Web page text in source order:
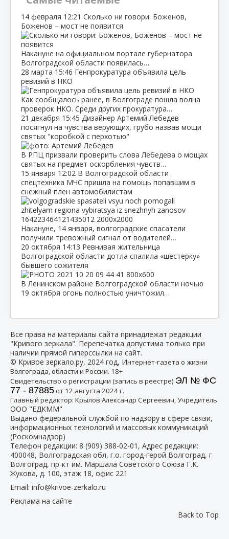
14 февраля 12:21 Сколько ни говори: Боженов,
Боженов – мост не появится
Накануне на официальном портале губернатора
Волгоградской области появилась…
28 марта 15:46 Генпрокуратура объявила цель
ревизий в НКО
Как сообщалось ранее, в Волгограде пошла волна
проверок НКО. Среди других прокуратура…
21 декабря 15:45 Дизайнер Артемий Лебедев
посягнул на чувства верующих, грубо назвав мощи
святых "коробкой с перхотью"
В РПЦ призвали проверить слова Лебедева о мощах
святых на предмет оскорбления чувств…
15 января 12:02 В Волгоградской области
спецтехника МЧС пришла на помощь попавшим в
снежный плен автомобилистам
Накануне, 14 января, волгоградские спасатели
получили тревожный сигнал от водителей…
20 октября 14:13 Ревнивая жительница
Волгоградской области дотла спалила «шестерку»
бывшего сожителя
В Ленинском районе Волгоградской области ночью
19 октября огонь полностью уничтожил…
Все права на материалы сайта принадлежат редакции
"Кривого зеркала". Перепечатка допустима только при
наличии прямой гиперссылки на сайт.
© Кривое зеркало.ру, 2024 год, Интернет-газета о жизни
Волгограда, области и России. 18+
Свидетельство о регистрации (запись в реестре) ЭЛ № ФС
77 - 87885от 12 августа 2024 г.
Главный редактор: Крылов Александр Сергеевич, Учредитель:
ООО "ЕДКММ"
Выдано федеральной службой по надзору в сфере связи,
информационных технологий и массовых коммуникаций
(Роскомнадзор)
Телефон редакции: 8 (909) 388-02-01 , Адрес редакции:
400048, Волгоградская обл, г.о. город-герой Волгоград, г
Волгоград, пр-кт им. Маршала Советского Союза Г.К.
Жукова, д. 100, этаж 18, офис 221
Email: info@krivoe-zerkalo.ru
Реклама на сайте
Back to Top